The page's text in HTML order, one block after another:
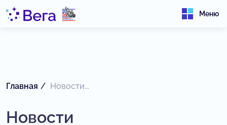
Меню
Главная Новости...
Новости